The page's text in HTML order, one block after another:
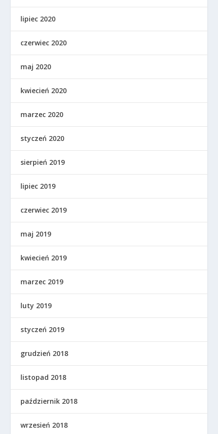
lipiec 2020
czerwiec 2020
maj 2020
kwiecień 2020
marzec 2020
styczeń 2020
sierpień 2019
lipiec 2019
czerwiec 2019
maj 2019
kwiecień 2019
marzec 2019
luty 2019
styczeń 2019
grudzień 2018
listopad 2018
październik 2018
wrzesień 2018